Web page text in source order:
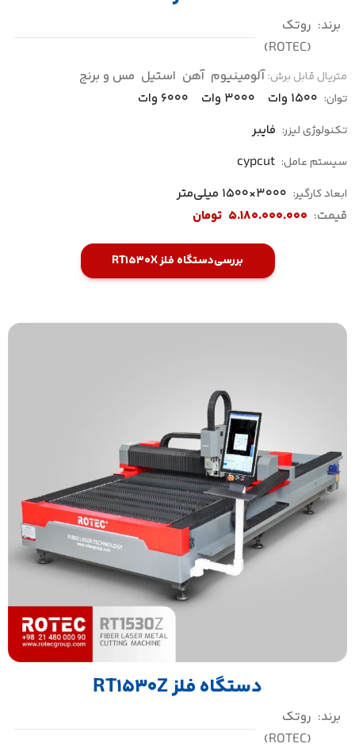
برند: روتک
(ROTEC)
متریال قابل برش: آلومینیوم آهن استیل مس و برنج
توان: 1500 وات 3000 وات 6000 وات
تکنولوژی لیزر: فایبر
سیستم عامل: cypcut
ابعاد کارگیر: 3000×1500 میلی‌متر
قیمت: 5.180.000.000 تومان
بررسیدستگاه فلز RT1530X
دستگاه فلز RT1530Z
برند: روتک
(ROTEC)